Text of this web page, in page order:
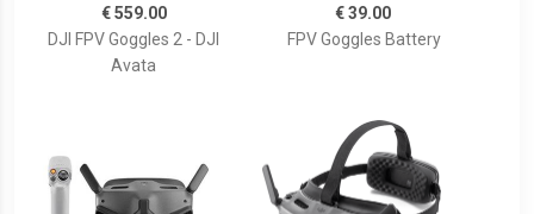
€ 559.00
DJI FPV Goggles 2 - DJI
Avata
€ 39.00
FPV Goggles Battery